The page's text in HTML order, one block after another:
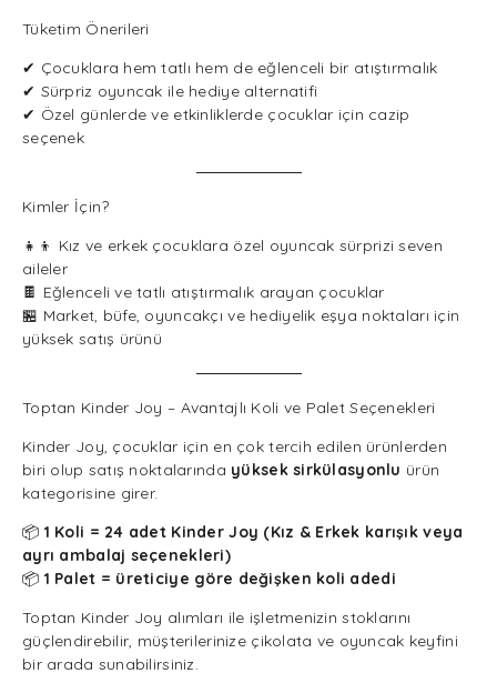
Tüketim Önerileri
✔ Çocuklara hem tatlı hem de eğlenceli bir atıştırmalık
✔ Sürpriz oyuncak ile hediye alternatifi
✔ Özel günlerde ve etkinliklerde çocuklar için cazip
seçenek
Kimler İçin?
👧👦 Kız ve erkek çocuklara özel oyuncak sürprizi seven
aileler
🍫 Eğlenceli ve tatlı atıştırmalık arayan çocuklar
🏪 Market, büfe, oyuncakçı ve hediyelik eşya noktaları için
yüksek satış ürünü
Toptan Kinder Joy – Avantajlı Koli ve Palet Seçenekleri
Kinder Joy, çocuklar için en çok tercih edilen ürünlerden
biri olup satış noktalarında yüksek sirkülasyonlu ürün
kategorisine girer.
📦 1 Koli = 24 adet Kinder Joy (Kız & Erkek karışık veya
ayrı ambalaj seçenekleri)
📦 1 Palet = üreticiye göre değişken koli adedi
Toptan Kinder Joy alımları ile işletmenizin stoklarını
güçlendirebilir, müşterilerinize çikolata ve oyuncak keyfini
bir arada sunabilirsiniz.